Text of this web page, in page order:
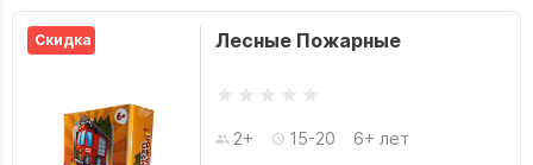
Скидка Лесные Пожарные
2+ 15-20 6+ лет